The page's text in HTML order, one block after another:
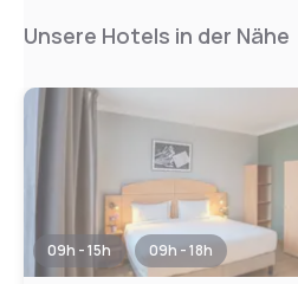
Unsere Hotels in der Nähe
09h - 15h 09h - 18h